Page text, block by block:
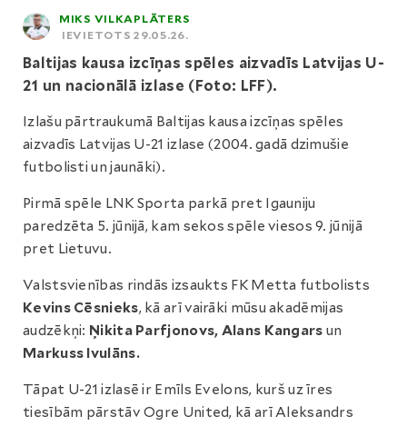
MIKS VILKAPLĀTERS
IEVIETOTS 29.05.26.
Baltijas kausa izcīņas spēles aizvadīs Latvijas U-
21 un nacionālā izlase (Foto: LFF).
Izlašu pārtraukumā Baltijas kausa izcīņas spēles
aizvadīs Latvijas U-21 izlase (2004. gadā dzimušie
futbolisti un jaunāki).
Pirmā spēle LNK Sporta parkā pret Igauniju
paredzēta 5. jūnijā, kam sekos spēle viesos 9. jūnijā
pret Lietuvu.
Valstsvienības rindās izsaukts FK Metta futbolists
Kevins Cēsnieks, kā arī vairāki mūsu akadēmijas
audzēkņi: Ņikita Parfjonovs, Alans Kangars un
Markuss Ivulāns.
Tāpat U-21 izlasē ir Emīls Evelons, kurš uz īres
tiesībām pārstāv Ogre United, kā arī Aleksandrs